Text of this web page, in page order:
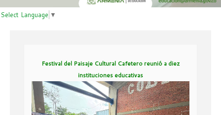
Select Language ▼
Festival del Paisaje Cultural Cafetero reunió a diez
instituciones educativas